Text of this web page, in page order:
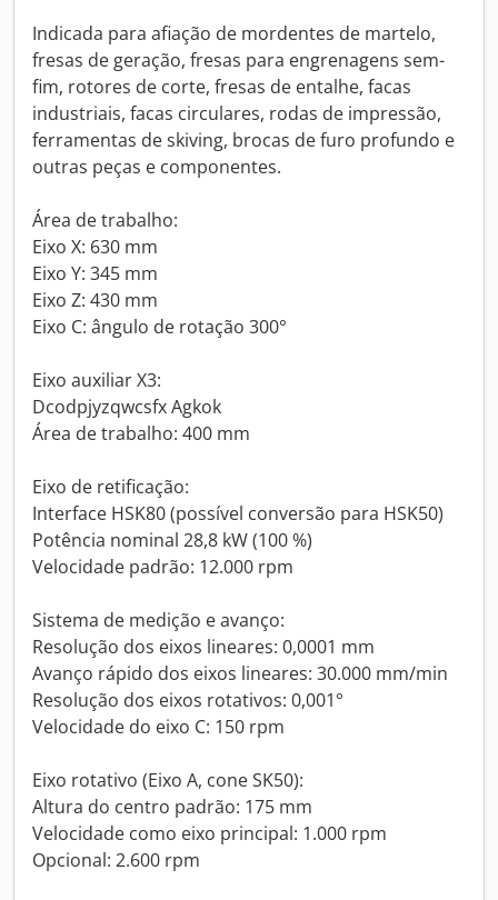
Indicada para afiação de mordentes de martelo,
fresas de geração, fresas para engrenagens sem-
fim, rotores de corte, fresas de entalhe, facas
industriais, facas circulares, rodas de impressão,
ferramentas de skiving, brocas de furo profundo e
outras peças e componentes.
Área de trabalho:
Eixo X: 630 mm
Eixo Y: 345 mm
Eixo Z: 430 mm
Eixo C: ângulo de rotação 300°
Eixo auxiliar X3:
Dcodpjyzqwcsfx Agkok
Área de trabalho: 400 mm
Eixo de retificação:
Interface HSK80 (possível conversão para HSK50)
Potência nominal 28,8 kW (100 %)
Velocidade padrão: 12.000 rpm
Sistema de medição e avanço:
Resolução dos eixos lineares: 0,0001 mm
Avanço rápido dos eixos lineares: 30.000 mm/min
Resolução dos eixos rotativos: 0,001°
Velocidade do eixo C: 150 rpm
Eixo rotativo (Eixo A, cone SK50):
Altura do centro padrão: 175 mm
Velocidade como eixo principal: 1.000 rpm
Opcional: 2.600 rpm